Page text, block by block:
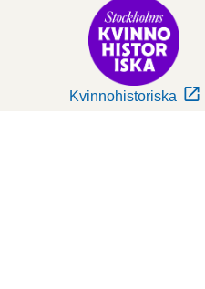
Kvinnohistoriska